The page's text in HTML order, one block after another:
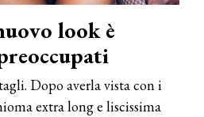
look è
Dopo averla vista con i
extra long e liscissima